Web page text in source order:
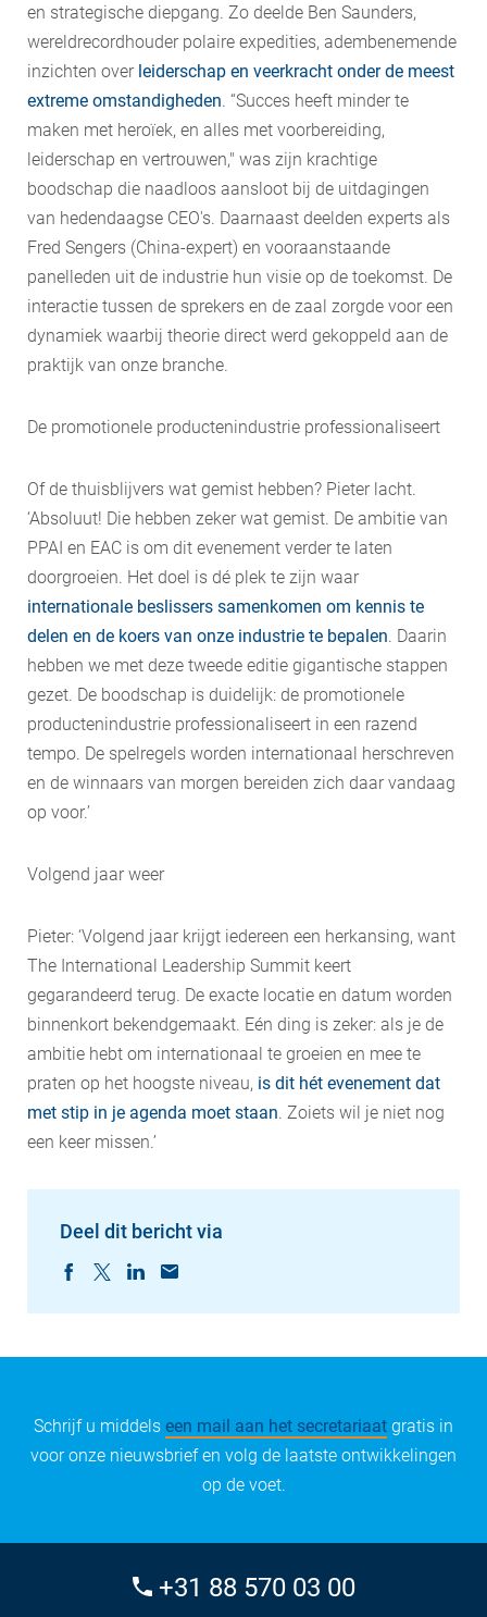
en strategische diepgang. Zo deelde Ben Saunders,
wereldrecordhouder polaire expedities, adembenemende
inzichten over leiderschap en veerkracht onder de meest
extreme omstandigheden. “Succes heeft minder te
maken met heroïek, en alles met voorbereiding,
leiderschap en vertrouwen," was zijn krachtige
boodschap die naadloos aansloot bij de uitdagingen
van hedendaagse CEO's. Daarnaast deelden experts als
Fred Sengers (China-expert) en vooraanstaande
panelleden uit de industrie hun visie op de toekomst. De
interactie tussen de sprekers en de zaal zorgde voor een
dynamiek waarbij theorie direct werd gekoppeld aan de
praktijk van onze branche.
De promotionele productenindustrie professionaliseert
Of de thuisblijvers wat gemist hebben? Pieter lacht.
‘Absoluut! Die hebben zeker wat gemist. De ambitie van
PPAI en EAC is om dit evenement verder te laten
doorgroeien. Het doel is dé plek te zijn waar
internationale beslissers samenkomen om kennis te
delen en de koers van onze industrie te bepalen. Daarin
hebben we met deze tweede editie gigantische stappen
gezet. De boodschap is duidelijk: de promotionele
productenindustrie professionaliseert in een razend
tempo. De spelregels worden internationaal herschreven
en de winnaars van morgen bereiden zich daar vandaag
op voor.’
Volgend jaar weer
Pieter: ‘Volgend jaar krijgt iedereen een herkansing, want
The International Leadership Summit keert
gegarandeerd terug. De exacte locatie en datum worden
binnenkort bekendgemaakt. Eén ding is zeker: als je de
ambitie hebt om internationaal te groeien en mee te
praten op het hoogste niveau, is dit hét evenement dat
met stip in je agenda moet staan. Zoiets wil je niet nog
een keer missen.’
Deel dit bericht via
Schrijf u middels een mail aan het secretariaat gratis in
voor onze nieuwsbrief en volg de laatste ontwikkelingen
op de voet.
+31 88 570 03 00